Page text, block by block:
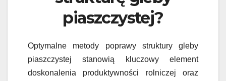
piaszczystej?
Optymalne metody poprawy struktury gleby
piaszczystej stanowią kluczowy element
doskonalenia produktywności rolniczej oraz